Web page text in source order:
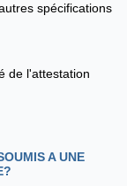
spécifications
de l'attestation
A UNE